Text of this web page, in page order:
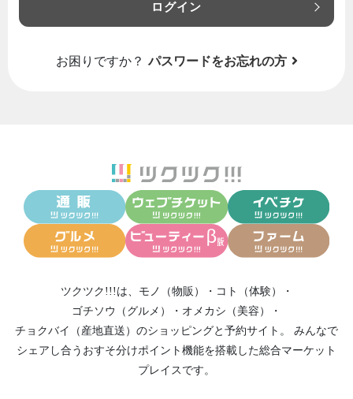
ログイン
お困りですか？ パスワードをお忘れの方
ツクツク!!!は、 モノ（物販） ・ コト（体験）
・
ゴチソウ（グルメ）
・ オメカシ（美容）
・
チョクバイ（産地直送） のショッピングと予約サイト。
みんなで
シェアし合う おすそ分けポイント機能を搭載した総合マーケット
プレイスです。